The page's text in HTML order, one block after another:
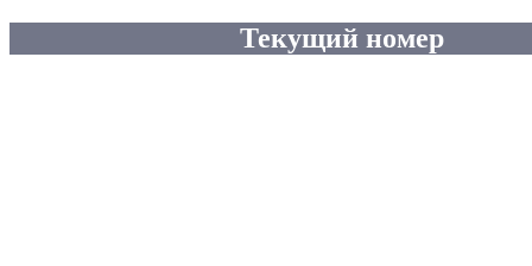
Текущий номер